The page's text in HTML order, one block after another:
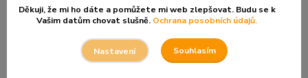
Normální stav kloubů
Normální stav pokožky, vlasů a nehtů
Lékořice - kořen
Děkuji, že mi ho dáte a pomůžete mi web zlepšovat. Budu se k
Vašim datům chovat slušně. Ochrana posobních údajů.
Nastavení Souhlasím